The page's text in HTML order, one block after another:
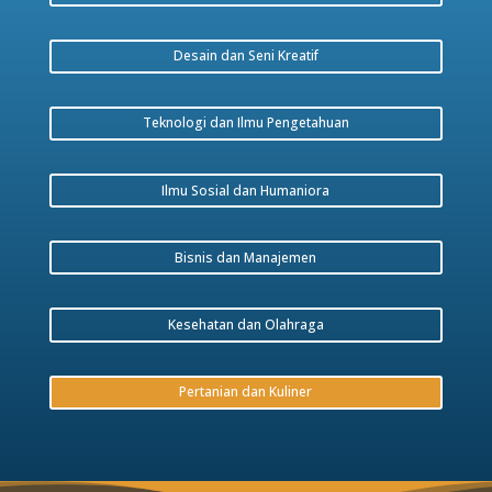
Desain dan Seni Kreatif
Teknologi dan Ilmu Pengetahuan
Ilmu Sosial dan Humaniora
Bisnis dan Manajemen
Kesehatan dan Olahraga
Pertanian dan Kuliner